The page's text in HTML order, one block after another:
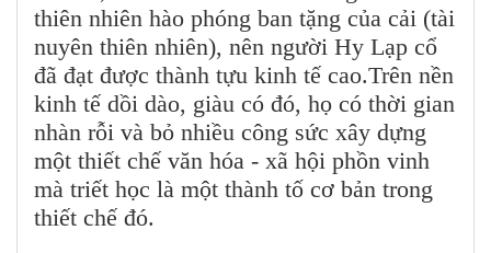
thiên nhiên hào phóng ban tặng của cải (tài
nuyên thiên nhiên), nên người Hy Lạp cổ
đã đạt được thành tựu kinh tế cao.Trên nền
kinh tế dồi dào, giàu có đó, họ có thời gian
nhàn rỗi và bỏ nhiều công sức xây dựng
một thiết chế văn hóa - xã hội phồn vinh
mà triết học là một thành tố cơ bản trong
thiết chế đó.